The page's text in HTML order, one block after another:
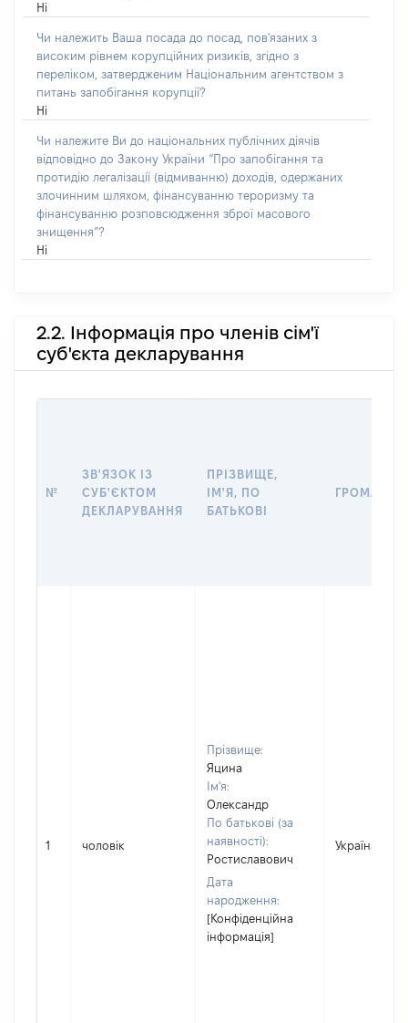
Ні
Чи належить Ваша посада до посад, пов'язаних з
високим рівнем корупційних ризиків, згідно з
переліком, затвердженим Національним агентством з
питань запобігання корупції?
Ні
Чи належите Ви до національних публічних діячів
відповідно до Закону України “Про запобігання та
протидію легалізації (відмиванню) доходів, одержаних
злочинним шляхом, фінансуванню тероризму та
фінансуванню розповсюдження зброї масового
знищення”?
Ні
2.2. Інформація про членів сім'ї
суб'єкта декларування
№
ЗВ'ЯЗОК ІЗ
СУБ'ЄКТОМ
ДЕКЛАРУВАННЯ
ПРІЗВИЩЕ,
ІМ'Я, ПО
БАТЬКОВІ
1 чоловік
Прізвище:
Яцина
Ім'я:
Олександр
По батькові (за
наявності):
Ростиславович
Дата
народження:
[Конфіденційна
інформація]
Україна